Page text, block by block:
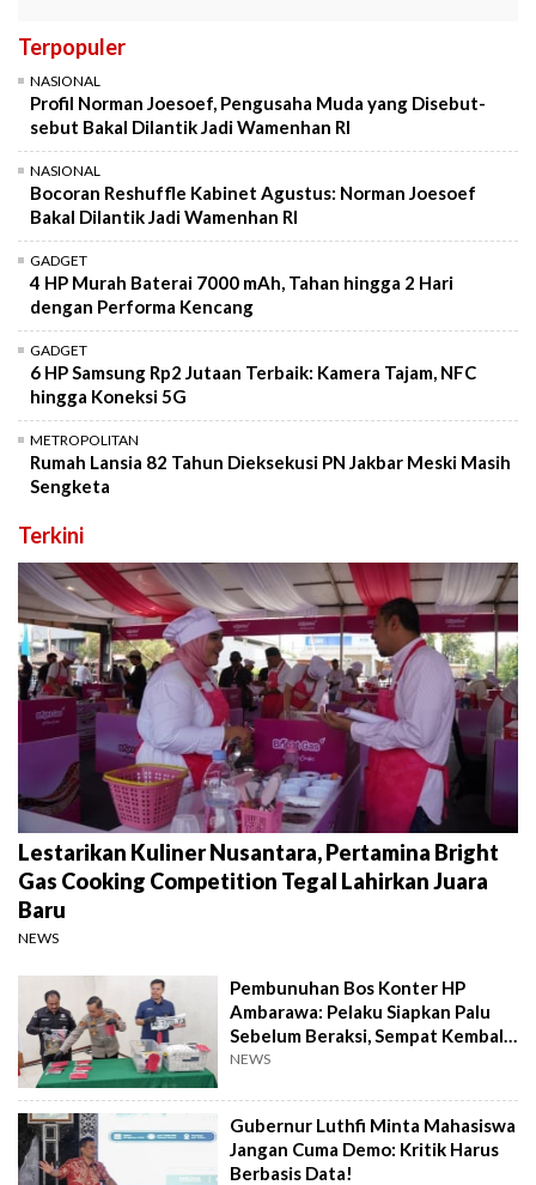
Terpopuler
NASIONAL
Profil Norman Joesoef, Pengusaha Muda yang Disebut-
sebut Bakal Dilantik Jadi Wamenhan RI
NASIONAL
Bocoran Reshuffle Kabinet Agustus: Norman Joesoef
Bakal Dilantik Jadi Wamenhan RI
GADGET
4 HP Murah Baterai 7000 mAh, Tahan hingga 2 Hari
dengan Performa Kencang
GADGET
6 HP Samsung Rp2 Jutaan Terbaik: Kamera Tajam, NFC
hingga Koneksi 5G
METROPOLITAN
Rumah Lansia 82 Tahun Dieksekusi PN Jakbar Meski Masih
Sengketa
Terkini
Lestarikan Kuliner Nusantara, Pertamina Bright
Gas Cooking Competition Tegal Lahirkan Juara
Baru
NEWS
Pembunuhan Bos Konter HP
Ambarawa: Pelaku Siapkan Palu
Sebelum Beraksi, Sempat Kembali
Datangi TKP
NEWS
Gubernur Luthfi Minta Mahasiswa
Jangan Cuma Demo: Kritik Harus
Berbasis Data!